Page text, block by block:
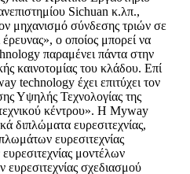
Sichuan κ.λπ.,
μηχανισμό σύνδεσης τριών σε
ο οποίος μπορεί να
παραμένει πάντα στην
καινοτομίας του κλάδου. Επί
technology έχει επιτύχει τον
Υψηλής Τεχνολογίας της
κέντρου». Η Myway
διπλώματα ευρεσιτεχνίας,
ευρεσιτεχνίας
μοντέλων
σχεδιασμού